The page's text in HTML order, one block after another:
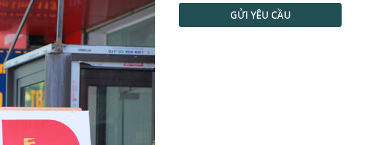
GỬI YÊU CẦU